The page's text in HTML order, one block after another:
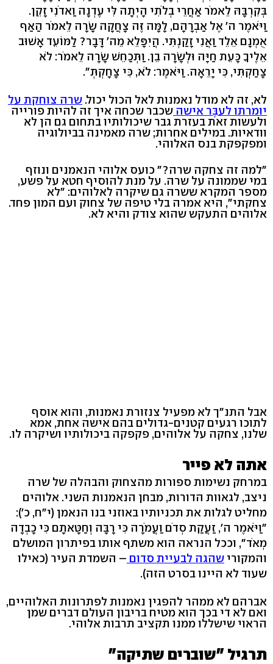
בְּקִרְבָּהּ לֵאמֹר אַחֲרֵי בְלֹתִי הָיְתָה לִּי עֶדְנָה וַאדֹנִי זָקֵן.
וַיֹּאמֶר ה' אֶל אַבְרָהָם, לָמָּה זֶּה צָחֲקָה שָׂרָה לֵאמֹר הַאַף
אֻמְנָם אֵלֵד וַאֲנִי זָקַנְתִּי. הֲיִפָּלֵא מֵה' דָּבָר? לַמּוֹעֵד אָשׁוּב
אֵלֶיךָ כָּעֵת חַיָּה וּלְשָׂרָה בֵן. וַתְּכַחֵשׁ שָׂרָה לֵאמֹר: לֹא
צָחַקְתִּי, כִּי יָרֵאָה. וַיֹּאמֶר: לֹא, כִּי צָחָקְתְּ".
לא, זה לא מודל נאמנות לאל הכול יכול. שרה צוחקת על
יומרתו לעבֶּר אישה שכבר שכחה איך זה להיות פורייה
ולעשות זאת בעזרת גבר שיכולותיו בתחום גם הן לא
וודאיות. במילים אחרות; שרה מאמינה בביולוגיה
ומפקפקת בנס האלוהי.
"למה זה צחקה שרה?" כועס אלוהי הנאמנים ונוזף
במי שממונה על שרה. על מנת להוסיף חטא על פשע,
מספר המקרא ששרה גם שיקרה לאלוהים: "לא
צחקתי", היא אמרה בלי טיפה של צחוק ועם המון פחד.
אלוהים התעקש שהוא צודק והיא לא.
אבל התנ"ך לא מפעיל צנזורת נאמנות, והוא אוסף
לתוכו רגעים קטנים-גדולים בהם אישה אחת, אמא
שלנו, צחקה על אלוהים, פקפקה ביכולותיו ושיקרה לו.
אתה לא פייר
במרחק נשימות ספורות מהצחוק והבהלה של שרה
ניצב, לגאוות הדורות, מבחן הנאמנות השני. אלוהים
מחליט לגלות את תכניותיו באוזני בנו הנאמן (י"ח, כ'):
"וַיֹּאמֶר ה', זַעֲקַת סְדֹם וַעֲמֹרָה כִּי רָבָּה וְחַטָּאתָם כִּי כָבְדָה
מְאֹד", וככל הנראה הוא משתף אותו בפיתרון המושלם
והמקורי שהגה לבעיית סדום – השמדת העיר (כאילו
שעוד לא היינו בסרט הזה).
אברהם לא ממהר להפגין נאמנות לפתרונות האלוהיים,
ואם לא די בכך הוא מטיח בריבון העולם דברים שמן
הראוי שישללו ממנו תקציב תרבות אלוהי.
תרגיל "שוברים שתיקה"